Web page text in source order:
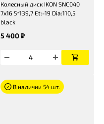
Колесный диск IKON SNC040
7x16 5*139,7 Et:-19 Dia:110,5
black
5 400 ₽
В наличии 54 шт.